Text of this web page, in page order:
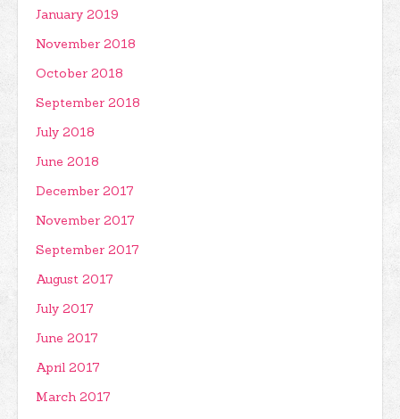
January 2019
November 2018
October 2018
September 2018
July 2018
June 2018
December 2017
November 2017
September 2017
August 2017
July 2017
June 2017
April 2017
March 2017